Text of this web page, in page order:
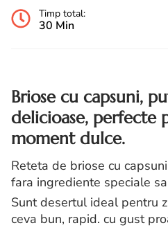
Timp total:
30 Min
Briose cu capsuni,
delicioase, perfecte
moment dulce.
Reteta de briose cu
fara ingrediente speciale
Sunt desertul ideal pentru
ceva bun, rapid. cu gust